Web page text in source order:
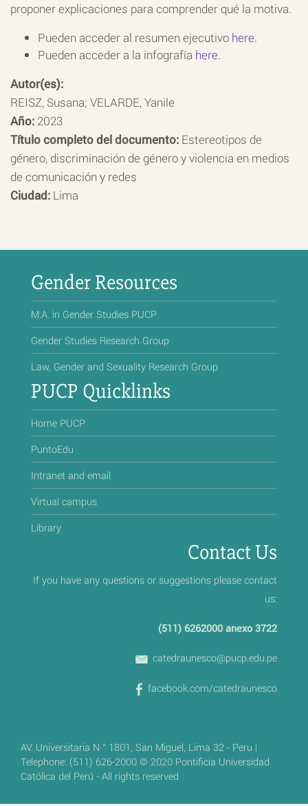
proponer explicaciones para comprender qué la motiva.
Pueden acceder al resumen ejecutivo here.
Pueden acceder a la infografía here.
Autor(es):
REISZ, Susana; VELARDE, Yanile
Año: 2023
Título completo del documento: Estereotipos de
género, discriminación de género y violencia en medios
de comunicación y redes
Ciudad: Lima
Gender Resources
M.A. in Gender Studies PUCP
Gender Studies Research Group
Law, Gender and Sexuality Research Group
PUCP Quicklinks
Home PUCP
PuntoEdu
Intranet and email
Virtual campus
Library
Contact Us
If you have any questions or suggestions please contact
us:
(511) 6262000 anexo 3722
catedraunesco@pucp.edu.pe
facebook.com/catedraunesco
AV. Universitaria N ° 1801, San Miguel, Lima 32 - Peru |
Telephone: (511) 626-2000 © 2020 Pontificia Universidad
Católica del Perú - All rights reserved